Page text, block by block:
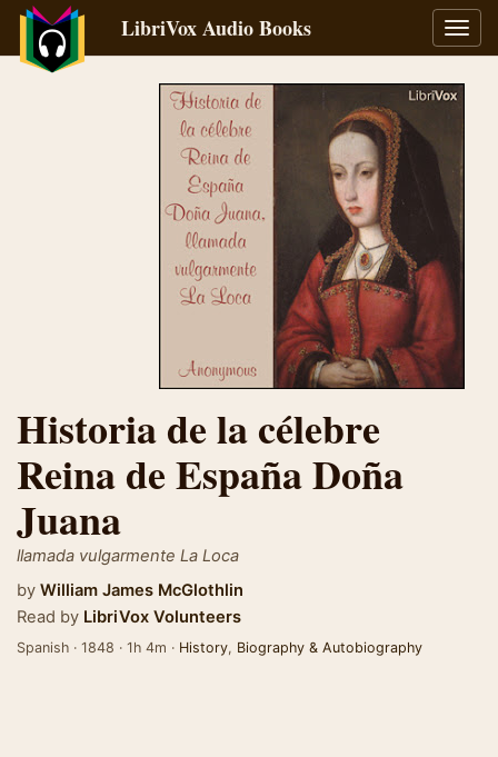
LibriVox Audio Books
Historia de la célebre
Reina de España Doña
Juana
llamada vulgarmente La Loca
by William James McGlothlin
Read by LibriVox Volunteers
Spanish · 1848 · 1h 4m · History, Biography & Autobiography